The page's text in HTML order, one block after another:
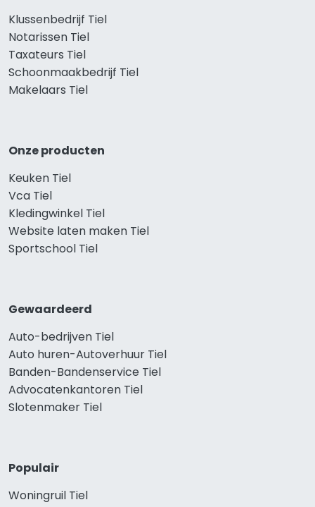
Klussenbedrijf Tiel
Notarissen Tiel
Taxateurs Tiel
Schoonmaakbedrijf Tiel
Makelaars Tiel
Onze producten
Keuken Tiel
Vca Tiel
Kledingwinkel Tiel
Website laten maken Tiel
Sportschool Tiel
Gewaardeerd
Auto-bedrijven Tiel
Auto huren-Autoverhuur Tiel
Banden-Bandenservice Tiel
Advocatenkantoren Tiel
Slotenmaker Tiel
Populair
Woningruil Tiel